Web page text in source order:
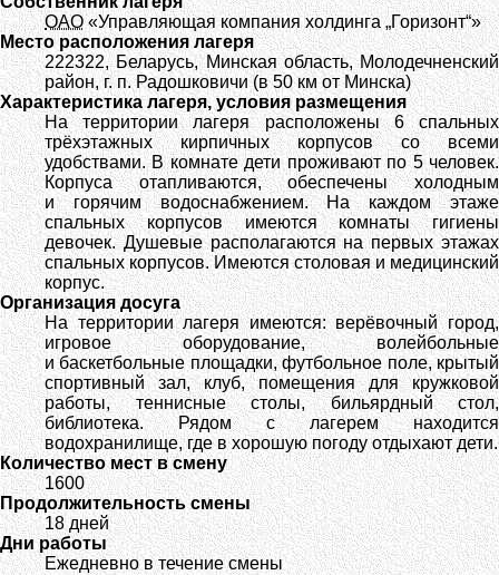
ОАО«Управляющая компания холдинга „Горизонт“»
Место расположения лагеря
222322,Беларусь,Минская область, Молодечненский
район, г. п.Радошковичи(в 50 км от Минска)
Характеристика лагеря, условия размещения
На территории лагеря расположены 6 спальных
трёхэтажных кирпичных корпусов со всеми
удобствами. В комнате дети проживают по 5 человек.
Корпуса отапливаются, обеспечены холодным
и горячим водоснабжением. На каждом этаже
спальных корпусов имеются комнаты гигиены
девочек. Душевые располагаются на первых этажах
спальных корпусов. Имеются столовая и медицинский
корпус.
Организация досуга
На территории лагеря имеются: верёвочный город,
игровое оборудование, волейбольные
и баскетбольные площадки, футбольное поле, крытый
спортивный зал, клуб, помещения для кружковой
работы, теннисные столы, бильярдный стол,
библиотека. Рядом с лагерем находится
водохранилище, где в хорошую погоду отдыхают дети.
Количество мест в смену
1600
Продолжительность смены
18 дней
Дни работы
Ежедневно в течение смены